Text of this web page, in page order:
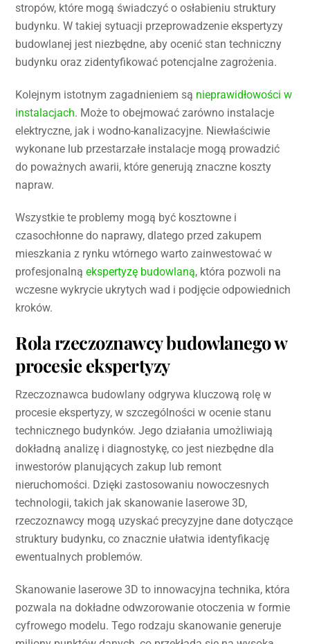
stropów, które mogą świadczyć o osłabieniu struktury
budynku. W takiej sytuacji przeprowadzenie ekspertyzy
budowlanej jest niezbędne, aby ocenić stan techniczny
budynku oraz zidentyfikować potencjalne zagrożenia.
Kolejnym istotnym zagadnieniem są nieprawidłowości w
instalacjach. Może to obejmować zarówno instalacje
elektryczne, jak i wodno-kanalizacyjne. Niewłaściwie
wykonane lub przestarzałe instalacje mogą prowadzić
do poważnych awarii, które generują znaczne koszty
napraw.
Wszystkie te problemy mogą być kosztowne i
czasochłonne do naprawy, dlatego przed zakupem
mieszkania z rynku wtórnego warto zainwestować w
profesjonalnąekspertyzę budowlaną, która pozwoli na
wczesne wykrycie ukrytych wad i podjęcie odpowiednich
kroków.
Rola rzeczoznawcy budowlanego w
procesie ekspertyzy
Rzeczoznawca budowlany odgrywa kluczową rolę w
procesie ekspertyzy, w szczególności w ocenie stanu
technicznego budynków. Jego działania umożliwiają
dokładną analizę i diagnostykę, co jest niezbędne dla
inwestorów planujących zakup lub remont
nieruchomości. Dzięki zastosowaniu nowoczesnych
technologii, takich jak skanowanie laserowe 3D,
rzeczoznawcy mogą uzyskać precyzyjne dane dotyczące
struktury budynku, co znacznie ułatwia identyfikację
ewentualnych problemów.
Skanowanie laserowe 3D to innowacyjna technika, która
pozwala na dokładne odwzorowanie otoczenia w formie
cyfrowego modelu. Tego rodzaju skanowanie generuje